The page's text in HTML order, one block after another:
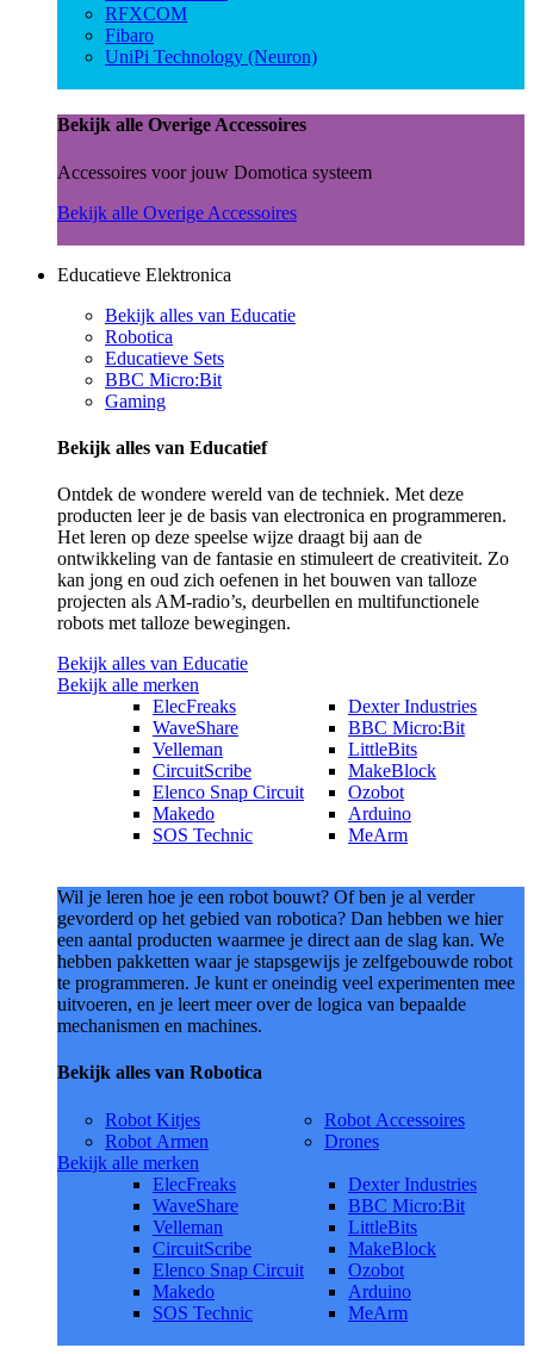
RFXCOM
Fibaro
UniPi Technology (Neuron)
Bekijk alle Overige Accessoires
Accessoires voor jouw Domotica systeem
Bekijk alle Overige Accessoires
Educatieve Elektronica
Bekijk alles van Educatie
Robotica
Educatieve Sets
BBC Micro:Bit
Gaming
Bekijk alles van Educatief
Ontdek de wondere wereld van de techniek. Met deze
producten leer je de basis van electronica en programmeren.
Het leren op deze speelse wijze draagt bij aan de
ontwikkeling van de fantasie en stimuleert de creativiteit. Zo
kan jong en oud zich oefenen in het bouwen van talloze
projecten als AM-radio’s, deurbellen en multifunctionele
robots met talloze bewegingen.
Bekijk alles van Educatie
Bekijk alle merken
ElecFreaks
WaveShare
Velleman
CircuitScribe
Elenco Snap Circuit
Makedo
SOS Technic
Dexter Industries
BBC Micro:Bit
LittleBits
MakeBlock
Ozobot
Arduino
MeArm
Wil je leren hoe je een robot bouwt? Of ben je al verder
gevorderd op het gebied van robotica? Dan hebben we hier
een aantal producten waarmee je direct aan de slag kan. We
hebben pakketten waar je stapsgewijs je zelfgebouwde robot
te programmeren. Je kunt er oneindig veel experimenten mee
uitvoeren, en je leert meer over de logica van bepaalde
mechanismen en machines.
Bekijk alles van Robotica
Robot Kitjes
Robot Armen
Robot Accessoires
Drones
Bekijk alle merken
ElecFreaks
WaveShare
Velleman
CircuitScribe
Elenco Snap Circuit
Makedo
SOS Technic
Dexter Industries
BBC Micro:Bit
LittleBits
MakeBlock
Ozobot
Arduino
MeArm